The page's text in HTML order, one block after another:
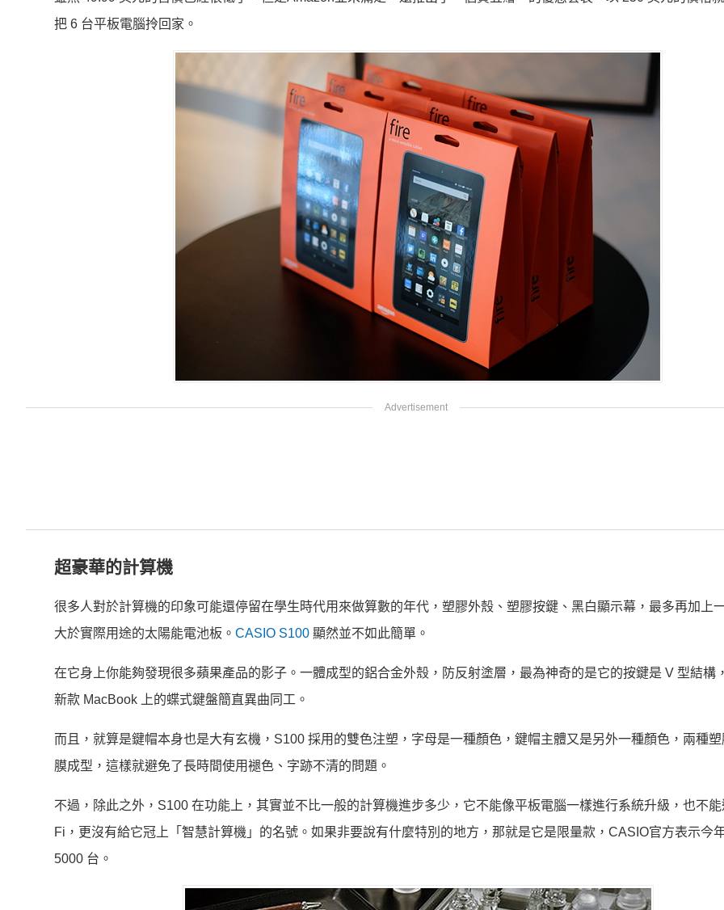
把 6 台平板電腦拎回家。
超豪華的計算機
很多人對於計算機的印象可能還停留在學生時代用來做算數的年代，塑膠外殼、塑膠按鍵、黑白顯示幕，最多再加上
大於實際用途的太陽能電池板。 CASIO S100 顯然並不如此簡單。
在它身上你能夠發現很多蘋果產品的影子。一體成型的鋁合金外殼，防反射塗層，最為神奇的是它的按鍵是 V 型結構
新款 MacBook 上的蝶式鍵盤簡直異曲同工。
而且，就算是鍵帽本身也是大有玄機，S100 採用的雙色注塑，字母是一種顏色，鍵帽主體又是另外一種顏色，兩種
膜成型，這樣就避免了長時間使用褪色、字跡不清的問題。
不過，除此之外，S100 在功能上，其實並不比一般的計算機進步多少，它不能像平板電腦一樣進行系統升級，也不
Fi，更沒有給它冠上「智慧計算機」的名號。如果非要說有什麼特別的地方，那就是它是限量款，CASIO官方表示今
5000 台。